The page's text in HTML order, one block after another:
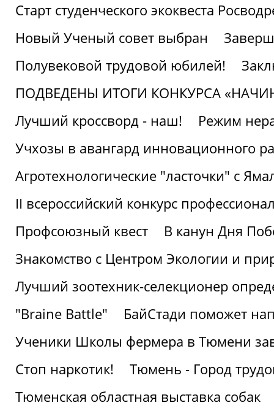
Старт студенческого экоквеста
Новый Ученый совет выбран
Полувековой трудовой юбилей!
ПОДВЕДЕНЫ ИТОГИ КОНКУРСА
Лучший кроссворд - наш!
Режим
Учхозы в авангард инновационного
Агротехнологические "ласточки" с
II всероссийский конкурс
Профсоюзный квест
В канун Дня
Знакомство с Центром Экологии и
Лучший зоотехник-селекционер
"Braine Battle"
БайСтади поможет
Ученики Школы фермера в Тюмени
Стоп наркотик!
Тюмень - Город
Тюменская областная выставка собак